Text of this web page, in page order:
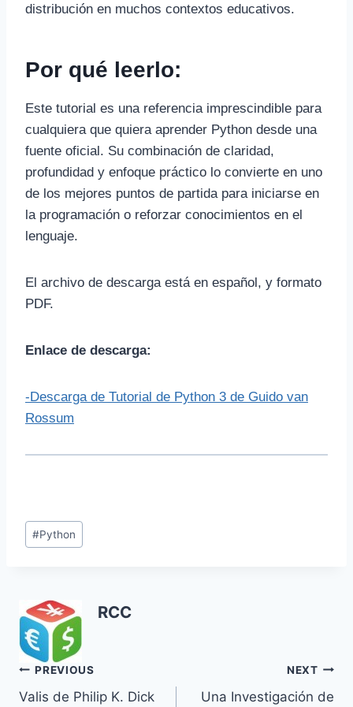
distribución en muchos contextos educativos.
Por qué leerlo:
Este tutorial es una referencia imprescindible para
cualquiera que quiera aprender Python desde una
fuente oficial. Su combinación de claridad,
profundidad y enfoque práctico lo convierte en uno
de los mejores puntos de partida para iniciarse en
la programación o reforzar conocimientos en el
lenguaje.
El archivo de descarga está en español, y formato
PDF.
Enlace de descarga:
-Descarga de Tutorial de Python 3 de Guido van
Rossum
Post
Tags:
#Python
RCC
Navegación
PREVIOUS
Valis de Philip K. Dick
NEXT
Una Investigación de